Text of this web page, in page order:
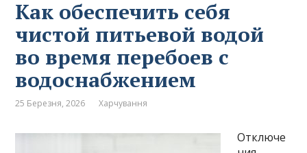
Как обеспечить себя
чистой питьевой водой
во время перебоев с
водоснабжением
25 Березня, 2026 Харчування
Отключе